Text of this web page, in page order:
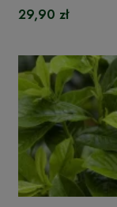
29,90 zł